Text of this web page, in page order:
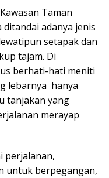
Taman
adanya jenis
setapak dan
tajam. Di
berhati-hati meniti
lebarnya hanya
tanjakan yang
merayap
perjalanan,
untuk berpegangan,